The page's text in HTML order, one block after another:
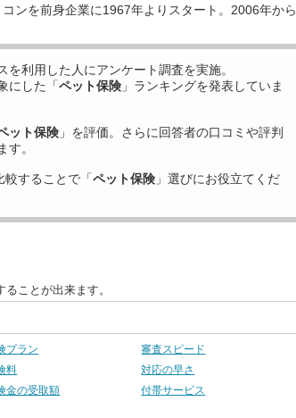
ンを前身企業に1967年よりスタート。2006年から
を利用した 人にアンケート調査を実施。
にした「ペット保険 」ランキングを発表していま
ット保険 」を評価。さらに回答者の口コミや評判
。
較することで「ペット保険 」選びにお役立てくだ
ことが出来ます。
プラン
審査スピード
料
対応の早さ
金の受取額
付帯サービス